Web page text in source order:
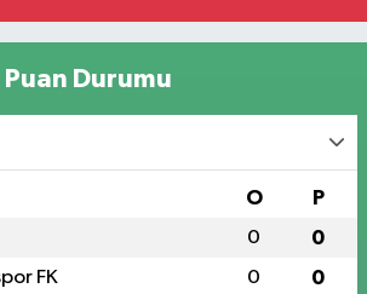
Durumu
O P
0 0
FK 0 0